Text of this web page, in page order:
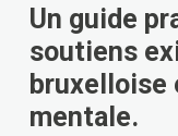
Un guide
soutiens
bruxelloise
mentale.